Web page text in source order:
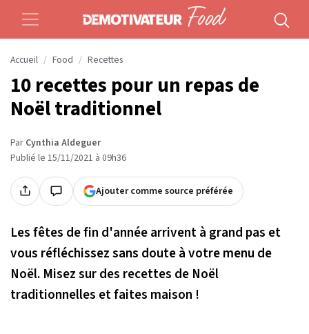
Accueil Food Recettes
10 recettes pour un repas de
Noël traditionnel
Par Cynthia Aldeguer
Publié le 15/11/2021 à 09h36
Ajouter comme source préférée
Les fêtes de fin d'année arrivent à grand pas et
vous réfléchissez sans doute à votre menu de
Noël. Misez sur des recettes de Noël
traditionnelles et faites maison !